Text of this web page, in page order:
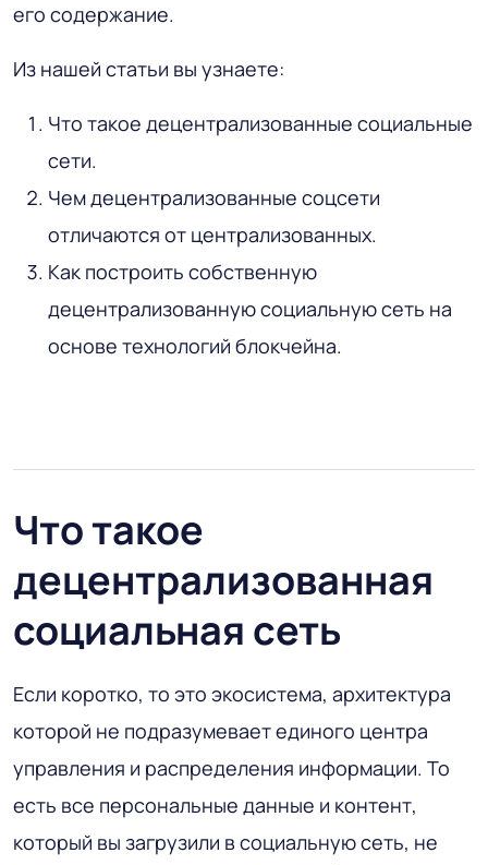
его содержание.
Из нашей статьи вы узнаете:
Что такое децентрализованные социальные
сети.
Чем децентрализованные соцсети
отличаются от централизованных.
Как построить собственную
децентрализованную социальную сеть на
основе технологий блокчейна.
Что такое
децентрализованная
социальная сеть
Если коротко, то это экосистема, архитектура
которой не подразумевает единого центра
управления и распределения информации. То
есть все персональные данные и контент,
который вы загрузили в социальную сеть, не